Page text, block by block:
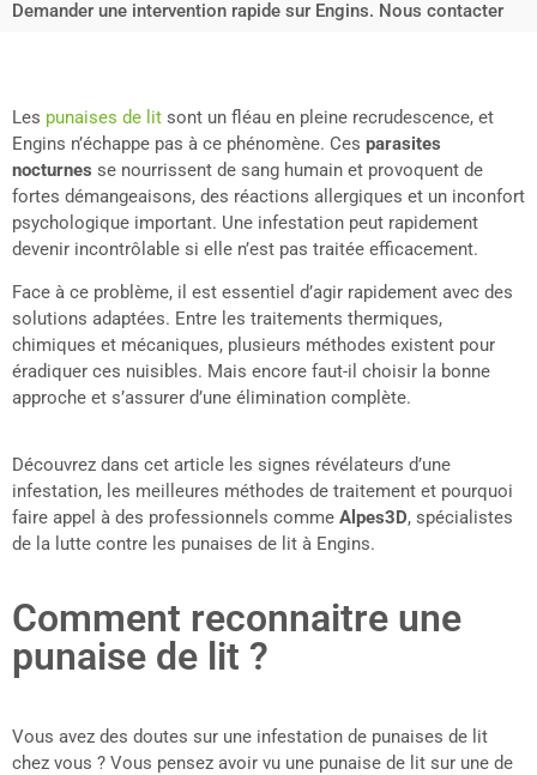
Demander une intervention rapide sur Engins. Nous contacter
Les punaises de lit sont un fléau en pleine recrudescence, et
Engins n’échappe pas à ce phénomène. Ces parasites
nocturnes se nourrissent de sang humain et provoquent de
fortes démangeaisons, des réactions allergiques et un inconfort
psychologique important. Une infestation peut rapidement
devenir incontrôlable si elle n’est pas traitée efficacement.
Face à ce problème, il est essentiel d’agir rapidement avec des
solutions adaptées. Entre les traitements thermiques,
chimiques et mécaniques, plusieurs méthodes existent pour
éradiquer ces nuisibles. Mais encore faut-il choisir la bonne
approche et s’assurer d’une élimination complète.
Découvrez dans cet article les signes révélateurs d’une
infestation, les meilleures méthodes de traitement et pourquoi
faire appel à des professionnels comme Alpes3D, spécialistes
de la lutte contre les punaises de lit à Engins.
Comment reconnaitre une
punaise de lit ?
Vous avez des doutes sur une infestation de punaises de lit
chez vous ? Vous pensez avoir vu une punaise de lit sur une de